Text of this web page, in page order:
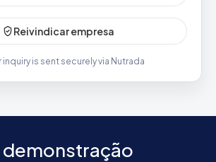
Reivindicar empresa
inquiry is sent securely via Nutrada
demonstração